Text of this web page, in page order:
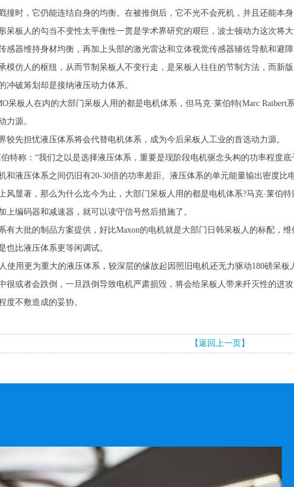
撞时，它仍能连结自身的均衡。在被推倒后，它不光不会死机，并且还能本身
板人的勾当不变性太平衡性一贯是学术界研究的艰巨，波士顿动力这次将
感器维持身材均衡，再加上头部的激光雷达和立体视觉传感器辅佐导航和避
仿人的枢纽，从而节制呆板人不变行走，是呆板人往往的节制方法，而新
冲破筹划却是接纳液压动力体系。
板人在内的大部门呆板人用的都是电机体系，但马克·莱伯特(Marc Raibert
力源。
先担忧液压体系将会代替电机体系，成为今后呆板人工业的首选动力源。
称：“我们之以是选择液压体系，重要是现阶段电机驱念头构的功率程度底
和液压体系之间仍旧有20-30倍的功率差距。液压体系的单元能量输出密度比
显著，那么为什么迄今为止，大部门呆板人用的都是电机体系?马克·莱伯
上编码器和减速器，就可以读守信号然后措施了。
大批的制品方案提供，好比Maxon的电机就是大部门日韩呆板人的标配，维
也比液压体系更等闲调试。
用更为重大的液压体系，较深层的缘故起因照旧电机还无力驱动180磅呆板
很或者会跌倒，一旦跌倒导致电机严肃损毁，将会给呆板人带来歼灭性的进
度不敷造成的妥协。
【返回上一页】